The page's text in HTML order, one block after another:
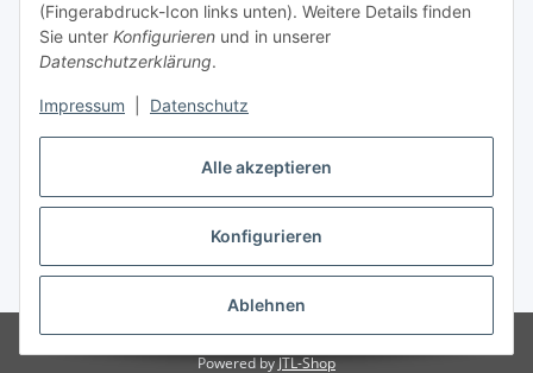
Alle akzeptieren
Konfigurieren
Ablehnen
(Fingerabdruck-Icon links unten). Weitere Details finden
Sie unter Konfigurieren und in unserer
Datenschutzerklärung.
Impressum Datenschutz
Vertrag widerrufen
* Alle Preise inkl. gesetzlicher USt., inkl.Versand
© DCG-Electronics
Powered byJTL-Shop